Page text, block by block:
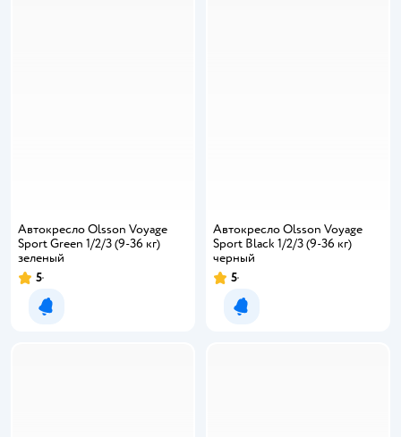
Автокресло Olsson Voyage
Sport Green 1/2/3 (9-36 кг)
зеленый
5
Уведомить о появлении
Автокресло Olsson Voyage
Sport Black 1/2/3 (9-36 кг)
черный
5
Уведомить о появлении